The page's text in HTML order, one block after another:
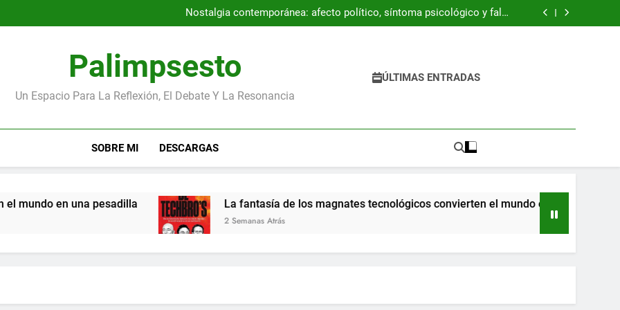
refugio
Entrevista con los autores del libro “Byung-Chul Han. Una introducción
crítica”
Los niños más pequeños de la pandemia ya llegaron a la escuela y tienen
Nostalgia contemporánea: afecto político, síntoma psicológico y falso
Entrevista con los autores del libro “Byung-Chul Han. Una introducción
Los niños más pequeños de la pandemia ya llegaron a la escuela y tienen
Palimpsesto
Un Espacio Para La Reflexión, El Debate Y La Resonancia
ÚLTIMAS ENTRADAS
SOBRE MI DESCARGAS
una pesadilla La fantasía de los magnates tecnológicos convierten el mundo en una pesadilla
2 Semanas Atrás